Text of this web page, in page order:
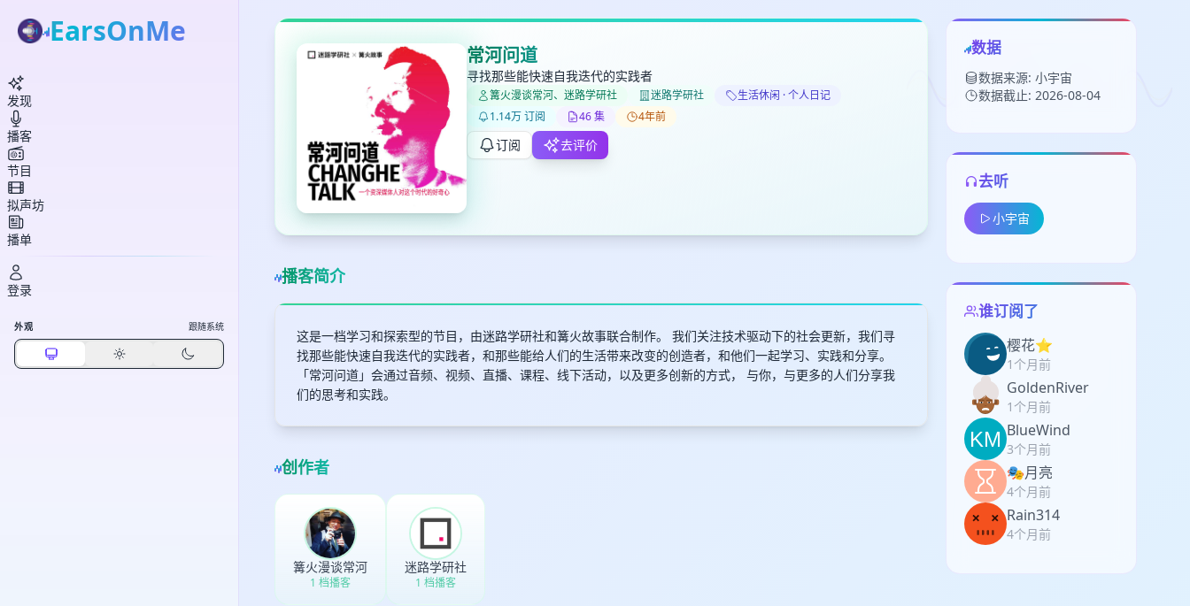
常河问道
寻找那些能快速自我迭代的实践者
篝火漫谈常河、迷路学研社 迷路学研社
生活休闲 · 个人日记
1.14万 订阅
46 集 4年前
订阅 去评价
播客简介
这是一档学习和探索型的节目，由迷路学研社和篝火故事联合制作。 我们关注技术驱动下的社会更新，我们寻
找那些能快速自我迭代的实践者，和那些能给人们的生活带来改变的创造者，和他们一起学习、实践和分享。
「常河问道」会通过音频、视频、直播、课程、线下活动，以及更多创新的方式， 与你，与更多的人们分享我
们的思考和实践。
创作者
篝火漫谈常河
1 档播客
迷路学研社
1 档播客
数据
数据来源: 小宇宙
数据截止: 2026-08-04
去听
小宇宙
谁订阅了
樱花⭐
1个月前
GoldenRiver
1个月前
BlueWind
3个月前
🎭月亮
4个月前
Rain314
4个月前
✕
打分
键盘下留人
高
取消 确定
✕
删除确认
EarsOnMe
发现
播客
节目
拟声坊
播单
登录
外观 跟随系统
✕
加入播单